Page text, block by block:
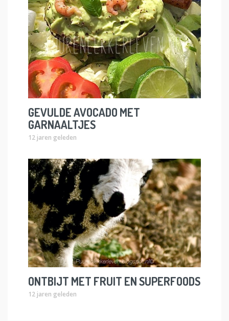
GEVULDE AVOCADO MET
GARNAALTJES
12 jaren geleden
ONTBIJT MET FRUIT EN SUPERFOODS
12 jaren geleden